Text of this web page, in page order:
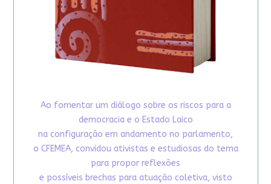
Ao fomentar um diálogo sobre os riscos para a
democracia e o Estado Laico
na configuração em andamento no parlamento,
o CFEMEA, convidou ativistas e estudiosas do tema
para propor reflexões
e possíveis brechas para atuação coletiva, visto